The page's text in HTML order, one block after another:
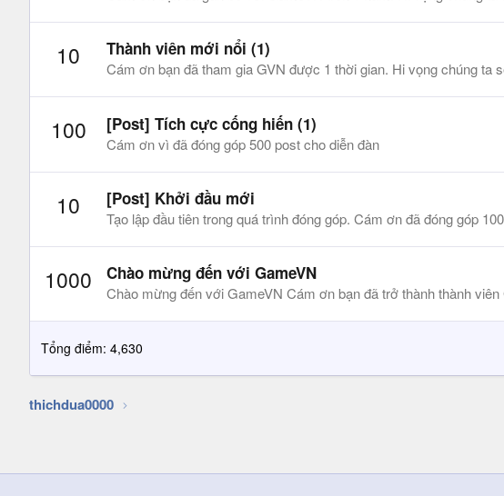
10 Thành viên mới nổi (1)
Cám ơn bạn đã tham gia GVN được 1 thời gian. Hi vọng chúng ta
100 [Post] Tích cực cống hiến (1)
Cám ơn vì đã đóng góp 500 post cho diễn đàn
10 [Post] Khởi đầu mới
Tạo lập đầu tiên trong quá trình đóng góp. Cám ơn đã đóng góp
1000 Chào mừng đến với GameVN
Chào mừng đến với GameVN Cám ơn bạn đã trở thành thành viên
Tổng điểm: 4,630
thichdua0000